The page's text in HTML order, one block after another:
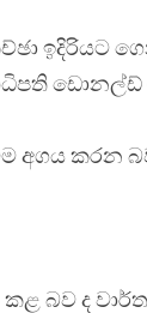
ඉදිරියට
ඩොනල්ඩ්
අගය කරන
බව ද